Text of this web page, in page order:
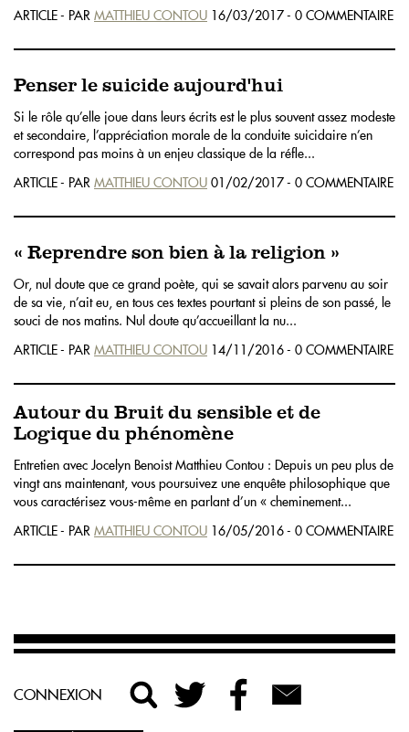
ARTICLE - PAR MATTHIEU CONTOU 16/03/2017 - 0 COMMENTAIRE
Penser le suicide aujourd'hui
Si le rôle qu’elle joue dans leurs écrits est le plus souvent assez modeste
et secondaire, l’appréciation morale de la conduite suicidaire n’en
correspond pas moins à un enjeu classique de la réfle...
ARTICLE - PAR MATTHIEU CONTOU 01/02/2017 - 0 COMMENTAIRE
« Reprendre son bien à la religion »
Or, nul doute que ce grand poète, qui se savait alors parvenu au soir
de sa vie, n’ait eu, en tous ces textes pourtant si pleins de son passé, le
souci de nos matins. Nul doute qu’accueillant la nu...
ARTICLE - PAR MATTHIEU CONTOU 14/11/2016 - 0 COMMENTAIRE
Autour du Bruit du sensible et de
Logique du phénomène
Entretien avec Jocelyn Benoist Matthieu Contou : Depuis un peu plus de
vingt ans maintenant, vous poursuivez une enquête philosophique que
vous caractérisez vous-même en parlant d’un « cheminement...
ARTICLE - PAR MATTHIEU CONTOU 16/05/2016 - 0 COMMENTAIRE
CONNEXION